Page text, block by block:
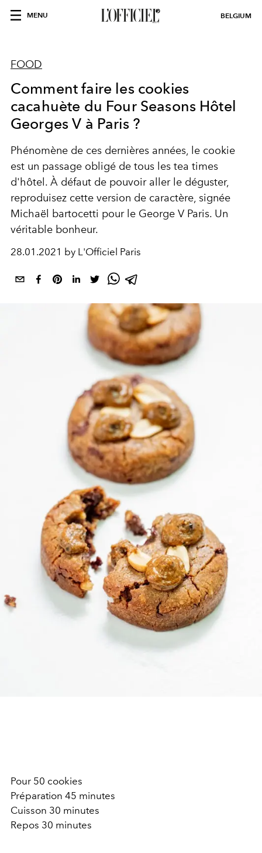
MENU BELGIUM
FOOD
Comment faire les cookies
cacahuète du Four Seasons Hôtel
Georges V à Paris ?
Phénomène de ces dernières années, le cookie
est un passage obligé de tous les tea times
d'hôtel. À défaut de pouvoir aller le déguster,
reproduisez cette version de caractère, signée
Michaël bartocetti pour le George V Paris. Un
véritable bonheur.
28.01.2021 by L'Officiel Paris
Pour 50 cookies
Préparation 45 minutes
Cuisson 30 minutes
Repos 30 minutes